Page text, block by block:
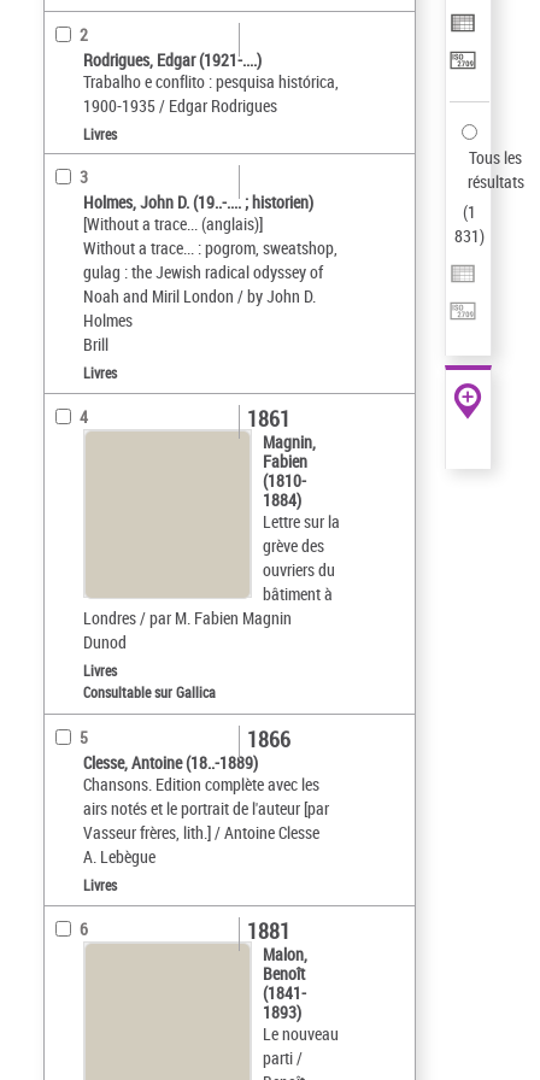
2
Rodrigues, Edgar (1921-....)
Trabalho e conflito : pesquisa histórica,
1900-1935 / Edgar Rodrigues
Livres
3
Holmes, John D. (19..-.... ; historien)
[Without a trace... (anglais)]
Without a trace... : pogrom, sweatshop,
gulag : the Jewish radical odyssey of
Noah and Miril London / by John D.
Holmes
Brill
Livres
4
Magnin,
Fabien
(1810-
1884)
Lettre sur la
grève des
ouvriers du
bâtiment à
Londres / par M. Fabien Magnin
Dunod
1861
Livres
Consultable sur Gallica
5
Clesse, Antoine (18..-1889)
Chansons. Edition complète avec les
airs notés et le portrait de l'auteur [par
Vasseur frères, lith.] / Antoine Clesse
A. Lebègue
1866
Livres
6
Malon,
Benoît
(1841-
1893)
Le nouveau
parti /
1881
Tous les
résultats
(1
831)